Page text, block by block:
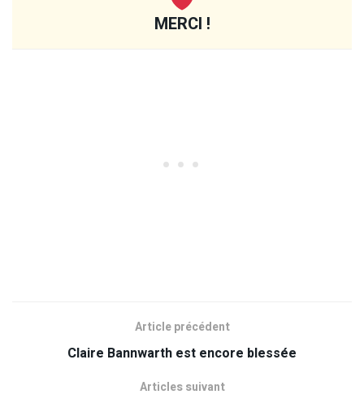
MERCI !
Article précédent
Claire Bannwarth est encore blessée
Articles suivant